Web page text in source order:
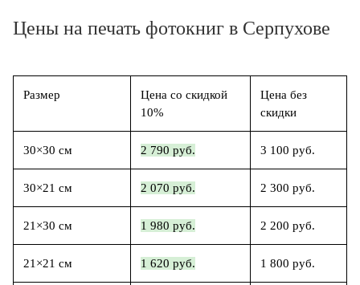
Цены на печать фотокниг в Серпухове
Размер
Цена со скидкой
10%
Цена без
скидки
30×30 см 2 790 руб. 3 100 руб.
30×21 см 2 070 руб. 2 300 руб.
21×30 см 1 980 руб. 2 200 руб.
21×21 см 1 620 руб. 1 800 руб.